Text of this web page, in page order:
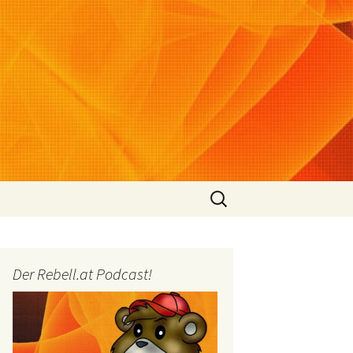
Suchen
nach:
Der Rebell.at Podcast!